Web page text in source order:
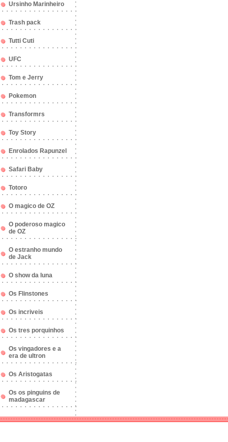
Ursinho Marinheiro
Trash pack
Tutti Cuti
UFC
Tom e Jerry
Pokemon
Transformrs
Toy Story
Enrolados Rapunzel
Safari Baby
Totoro
O magico de OZ
O poderoso magico
de OZ
O estranho mundo
de Jack
O show da luna
Os Flinstones
Os incriveis
Os tres porquinhos
Os vingadores e a
era de ultron
Os Aristogatas
Os os pinguins de
madagascar